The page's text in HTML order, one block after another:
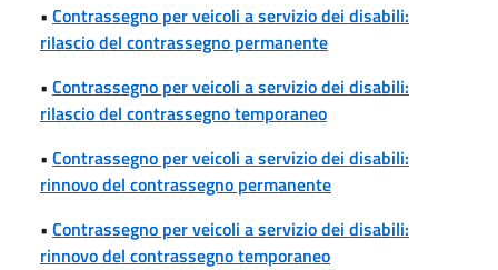
• Contrassegno per veicoli a servizio dei disabili:
rilascio del contrassegno permanente
• Contrassegno per veicoli a servizio dei disabili:
rilascio del contrassegno temporaneo
• Contrassegno per veicoli a servizio dei disabili:
rinnovo del contrassegno permanente
• Contrassegno per veicoli a servizio dei disabili:
rinnovo del contrassegno temporaneo